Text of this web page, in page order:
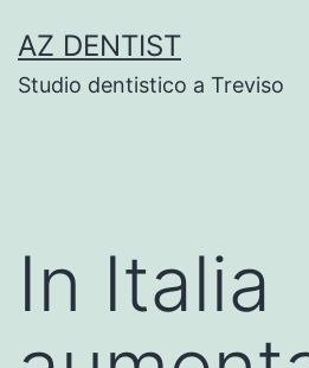
to
content
AZ DENTIST
Studio dentistico a Treviso
In Italia